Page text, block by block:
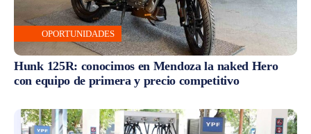
OPORTUNIDADES
Hunk 125R: conocimos en Mendoza la naked Hero
con equipo de primera y precio competitivo